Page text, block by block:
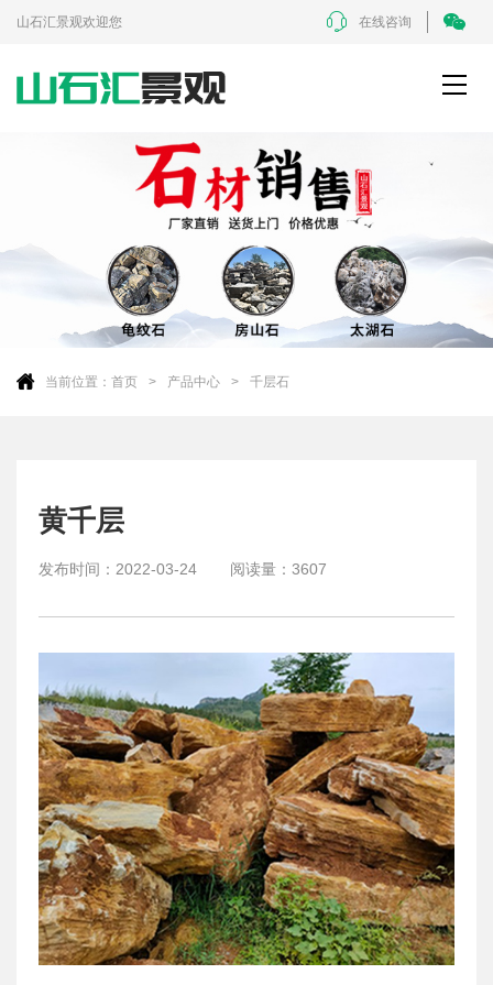
山石汇景观欢迎您 在线咨询
当前位置： 首页 产品中心 千层石
黄千层
发布时间： 2022-03-24 阅读量： 3607